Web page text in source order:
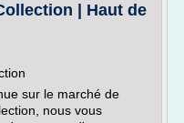
| Haut de
sur le marché de
nous vous